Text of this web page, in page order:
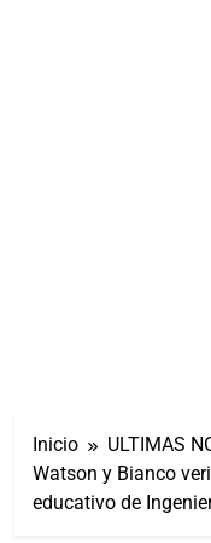
Inicio
ULTIMAS
Watson y Bianco
educativo de